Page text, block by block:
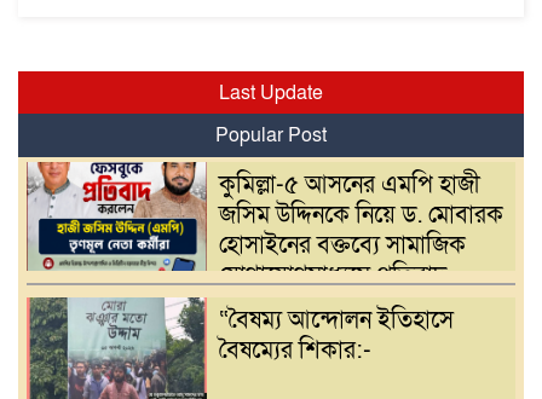
Last Update
Popular Post
কুমিল্লা-৫ আসনের এমপি হাজী
জসিম উদ্দিনকে নিয়ে ড. মোবারক
হোসাইনের বক্তব্যে সামাজিক
যোগাযোগমাধ্যমে প্রতিবাদ
“বৈষম্য আন্দোলন ইতিহাসে
বৈষম্যের শিকার:-